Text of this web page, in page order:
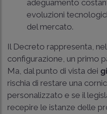
adeguamento
evoluzioni
del mercato.
Il Decreto rappresenta,
configurazione, un primo
Ma, dal punto di vista dei
rischia di restare una
personalizzato e se il
recepire le istanze delle